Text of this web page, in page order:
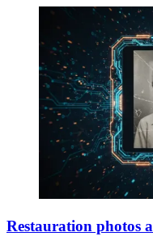
Restauration photos